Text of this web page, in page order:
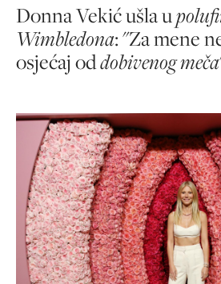
Donna Vekić ušla u
Wimbledona: "Za mene
osjećaj oddobivenog meča